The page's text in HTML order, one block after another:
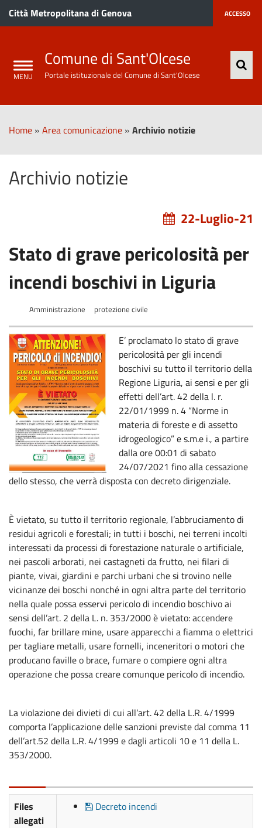
Città Metropolitana di Genova ACCESSO
Comune di Sant'Olcese
Portale istituzionale del Comune di Sant'Olcese
Home » Area comunicazione » Archivio notizie
Archivio notizie
22-Luglio-21
Stato di grave pericolosità per
incendi boschivi in Liguria
Amministrazione protezione civile
E’ proclamato lo stato di grave
pericolosità per gli incendi
boschivi su tutto il territorio della
Regione Liguria, ai sensi e per gli
effetti dell’art. 42 della l. r.
22/01/1999 n. 4 “Norme in
materia di foreste e di assetto
idrogeologico” e s.m.e i., a partire
dalla ore 00:01 di sabato
24/07/2021 fino alla cessazione
dello stesso, che verrà disposta con decreto dirigenziale.
È vietato, su tutto il territorio regionale, l’abbruciamento di
residui agricoli e forestali; in tutti i boschi, nei terreni incolti
interessati da processi di forestazione naturale o artificiale,
nei pascoli arborati, nei castagneti da frutto, nei filari di
piante, vivai, giardini e parchi urbani che si trovino nelle
vicinanze dei boschi nonché in ogni altra parte del territorio
nella quale possa esservi pericolo di incendio boschivo ai
sensi dell’art. 2 della L. n. 353/2000 è vietato: accendere
fuochi, far brillare mine, usare apparecchi a fiamma o elettrici
per tagliare metalli, usare fornelli, inceneritori o motori che
producano faville o brace, fumare o compiere ogni altra
operazione che possa creare comunque pericolo di incendio.
La violazione dei divieti di cui all’art. 42 della L.R. 4/1999
comporta l’applicazione delle sanzioni previste dal comma 11
dell’art.52 della L.R. 4/1999 e dagli articoli 10 e 11 della L.
353/2000.
Files
allegati
Decreto incendi